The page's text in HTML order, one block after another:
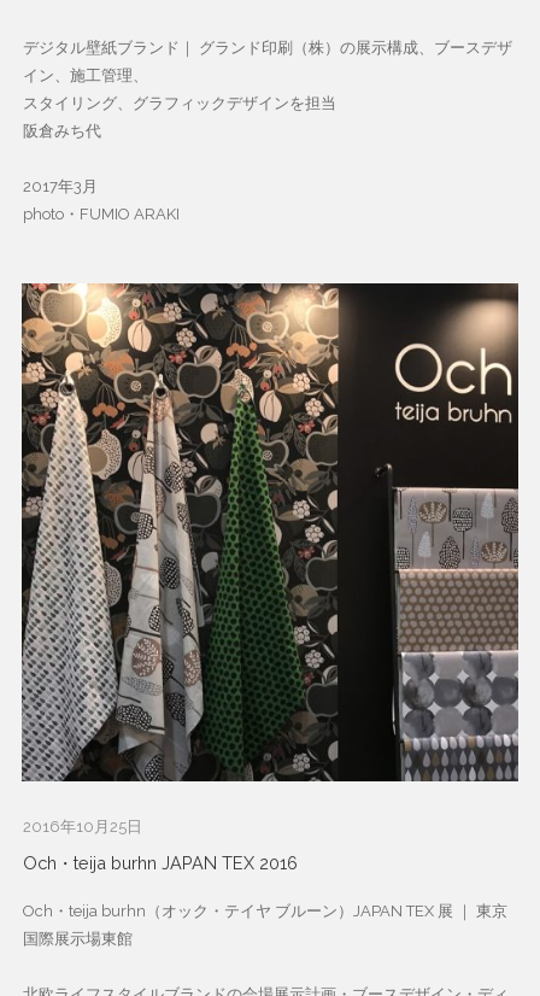
デジタル壁紙ブランド｜ グランド印刷（株）の展示構成、ブースデザ
イン、施工管理、
スタイリング、グラフィックデザインを担当
阪倉みち代
2017年3月
photo・FUMIO ARAKI
2016年10月25日
Och・teija burhn JAPAN TEX 2016
Och・teija burhn（オック・テイヤ ブルーン）JAPAN TEX 展 ｜ 東京
国際展示場東館